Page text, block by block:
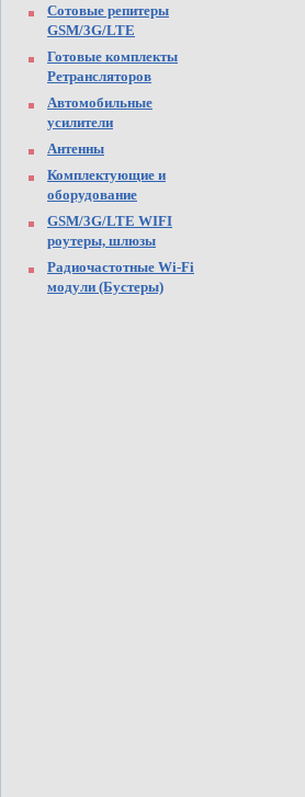
Сотовые репитеры
GSM/3G/LTE
Готовые комплекты
Ретрансляторов
Автомобильные
усилители
Антенны
Комплектующие и
оборудование
GSM/3G/LTE WIFI
роутеры, шлюзы
Радиочастотные Wi-Fi
модули (Бустеры)